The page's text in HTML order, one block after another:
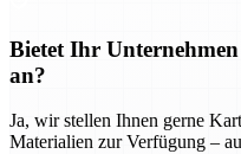
Bietet Ihr
an?
Ja, wir stellen Ihnen gerne
Materialien zur Verfügung –